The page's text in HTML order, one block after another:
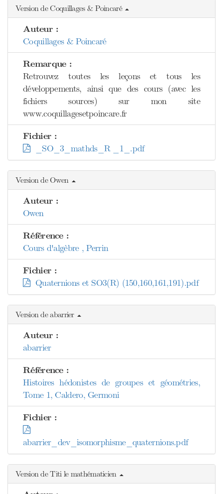
Version de Coquillages & Poincaré
Auteur :
Coquillages & Poincaré
Remarque :
Retrouvez toutes les leçons et tous les
développements, ainsi que des cours (avec les
fichiers sources) sur mon site
www.coquillagesetpoincare.fr
Fichier :
_SO_3_mathds_R _1_.pdf
Version de Owen
Auteur :
Owen
Référence :
Cours d'algèbre , Perrin
Fichier :
Quaternions et SO3(R) (150,160,161,191).pdf
Version de abarrier
Auteur :
abarrier
Référence :
Histoires hédonistes de groupes et géométries,
Tome 1, Caldero, Germoni
Fichier :
abarrier_dev_isomorphisme_quaternions.pdf
Version de Titi le mathématicien